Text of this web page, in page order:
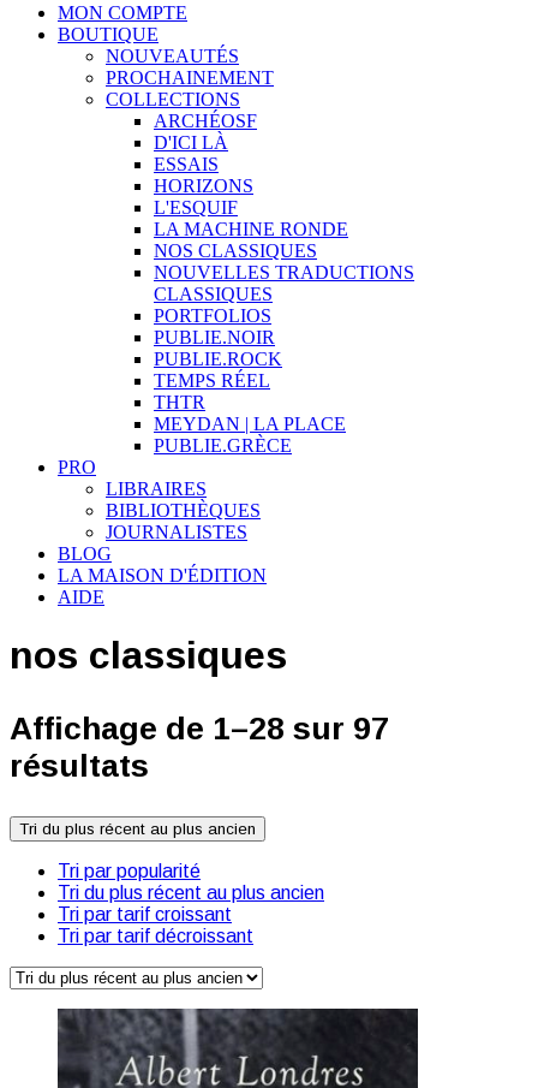
MON COMPTE
BOUTIQUE
NOUVEAUTÉS
PROCHAINEMENT
COLLECTIONS
ARCHÉOSF
D'ICI LÀ
ESSAIS
HORIZONS
L'ESQUIF
LA MACHINE RONDE
NOS CLASSIQUES
NOUVELLES TRADUCTIONS
CLASSIQUES
PORTFOLIOS
PUBLIE.NOIR
PUBLIE.ROCK
TEMPS RÉEL
THTR
MEYDAN | LA PLACE
PUBLIE.GRÈCE
PRO
LIBRAIRES
BIBLIOTHÈQUES
JOURNALISTES
BLOG
LA MAISON D'ÉDITION
AIDE
nos classiques
Affichage de 1–28 sur 97
résultats
Tri du plus récent au plus ancien
Tri par popularité
Tri du plus récent au plus ancien
Tri par tarif croissant
Tri par tarif décroissant